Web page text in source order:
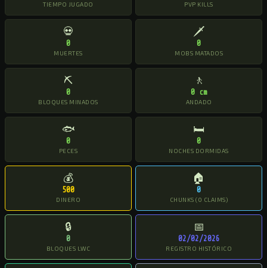
TIEMPO JUGADO PVP KILLS
💀
0
MUERTES
🗡
0
MOBS MATADOS
⛏
0
BLOQUES MINADOS
🚶
0 cm
ANDADO
🐟
0
PECES
🛏
0
NOCHES DORMIDAS
💰
500
DINERO
🏠
0
CHUNKS (0 CLAIMS)
🔒
0
BLOQUES LWC
📅
02/02/2026
REGISTRO HISTÓRICO